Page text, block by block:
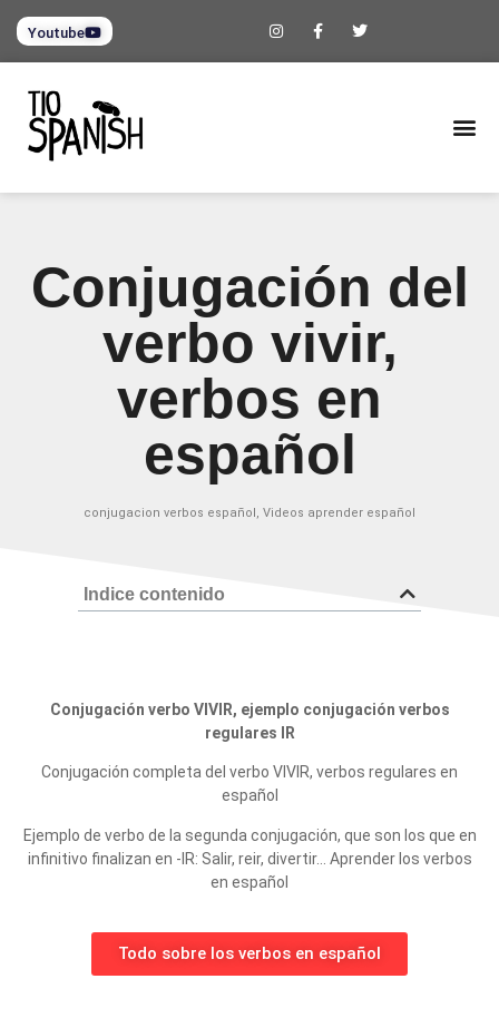
Youtube
Conjugación del
verbo vivir,
verbos en
español
conjugacion verbos español, Videos aprender español
Indice contenido
Conjugación verbo VIVIR, ejemplo conjugación verbos
regulares IR
Conjugación completa del verbo VIVIR, verbos regulares en
español
Ejemplo de verbo de la segunda conjugación, que son los que en
infinitivo finalizan en -IR: Salir, reir, divertir… Aprender los verbos
en español
Todo sobre los verbos en español